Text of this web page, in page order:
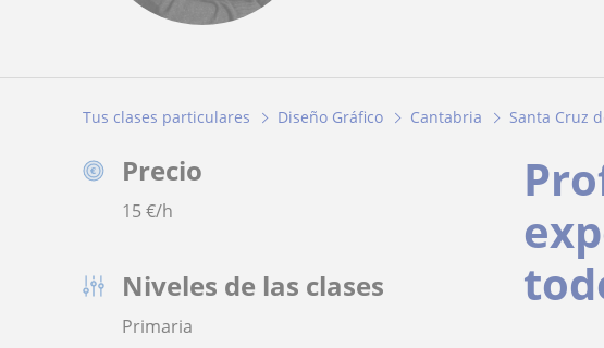
Tus clases particulares Diseño Gráfico Cantabria Santa Cruz
Precio
15€/h
Niveles de las clases
Primaria